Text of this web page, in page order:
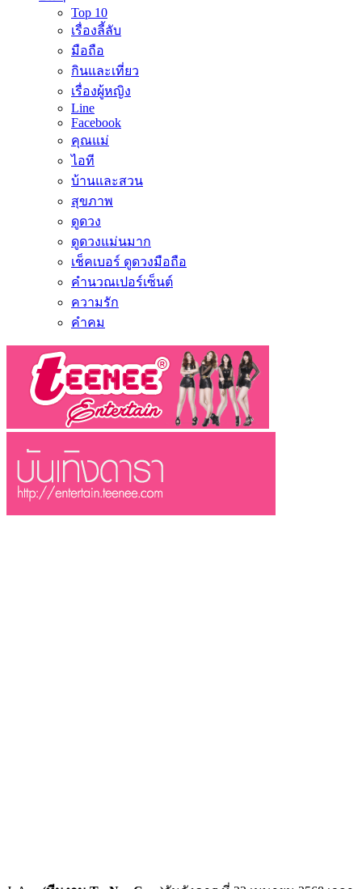
Top 10
เรื่องลี้ลับ
มือถือ
กินและเที่ยว
เรื่องผู้หญิง
Line
Facebook
คุณแม่
ไอที
บ้านและสวน
สุขภาพ
ดูดวง
ดูดวงแม่นมาก
เช็คเบอร์ ดูดวงมือถือ
คำนวณเปอร์เซ็นต์
ความรัก
คำคม